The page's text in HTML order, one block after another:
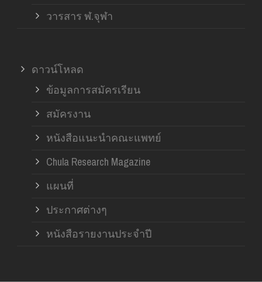
วารสาร ฬ.จุฬา
ดาวน์โหลด
ข้อมูลการสมัครเรียน
สมัครงาน
หนังสือแนะนำคณะแพทย์
Chula Research Magazine
แผนที่
ประกาศต่างๆ
หนังสือรายงานประจำปี